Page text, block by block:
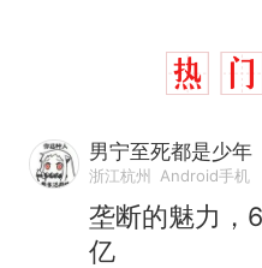
男宁至死都是少年
浙江杭州 Android手机
垄断的魅力，
亿